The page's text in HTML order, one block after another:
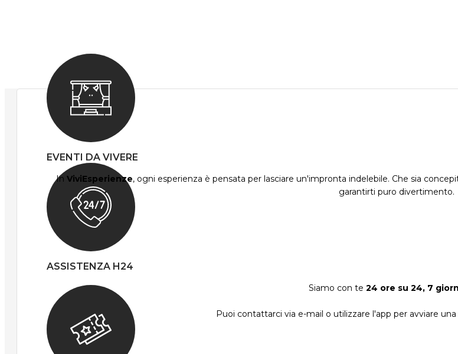
EVENTI DA VIVERE
In ViviEsperienze, ogni esperienza è pensata per lasciare un'impronta indelebile. Che sia
garantirti puro divertimento.
ASSISTENZA H24
Siamo con te 24 ore su 24, 7
Puoi contattarci via e-mail o utilizzare l'app per avviare